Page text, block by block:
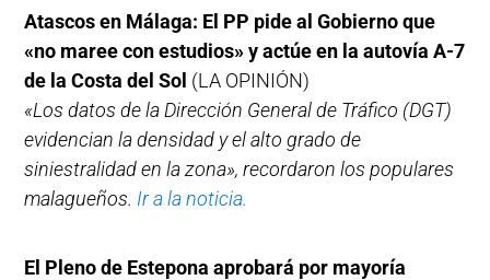
Atascos en Málaga: El PP pide al Gobierno que
«no maree con estudios» y actúe en la autovía A-7
de la Costa del Sol (LA OPINIÓN)
«Los datos de la Dirección General de Tráfico (DGT)
evidencian la densidad y el alto grado de
siniestralidad en la zona», recordaron los populares
malagueños. Ir a la noticia.
El Pleno de Estepona aprobará por mayoría